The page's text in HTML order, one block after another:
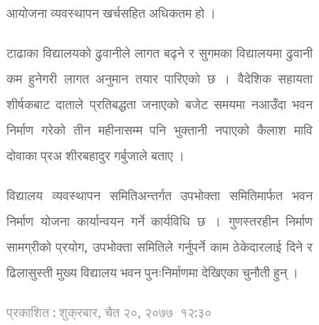
आयोजना व्यवस्थापन खर्चसहित अधिकतम हो ।
टाढाका विद्यालयको ढुवानीले लागत बढ्ने र सुगमका विद्यालयमा ढुवानी
कम हुनेगरी लागत अनुमान तयार पारिएको छ । वैदेशिक सहायता
शीर्षकबाट दाताले प्रतिबद्धता जनाएको बजेट समयमा नआउँदा भवन
निर्माण गरेको तीन महीनासम्म पनि भुक्तानी नपाएको कैलाश मावि
दोवाका प्रअ शीरबहादुर गर्बुजाले बताए ।
विद्यालय व्यवस्थापन समितिअन्तर्गत उपभोक्ता समितिमार्फत भवन
निर्माण योजना कार्यान्वयन गर्ने कार्यविधि छ । गुणस्तरहीन निर्माण
सामग्रीको प्रयोग, उपभोक्ता समितिले गर्नुपर्ने काम ठेकेदारलाई दिने र
ढिलासुस्ती मुख्य विद्यालय भवन पुनःनिर्माणमा देखिएका चुनौती हुन् ।
प्रकाशित : शुक्रबार, चैत २०, २०७७ १२:३०